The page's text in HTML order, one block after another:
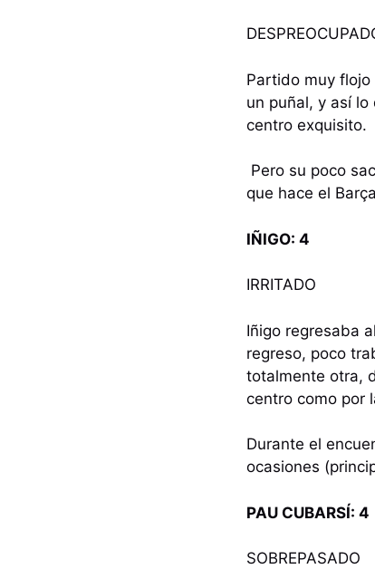
Partido muy
un puñal, y así
centro exquisito.
Pero su poco
que hace el
IÑIGO: 4
IRRITADO
Iñigo regresaba
regreso, poco
totalmente otra,
centro como por
Durante el
ocasiones
PAU CUBARSÍ: 4
SOBREPASADO